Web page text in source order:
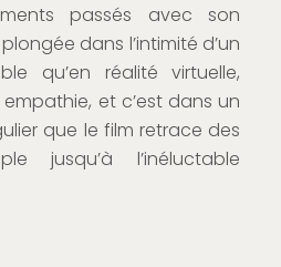
passés avec son
dans l’intimité d’un
qu’en réalité virtuelle,
et c’est dans un
que le film retrace des
jusqu’à l’inéluctable